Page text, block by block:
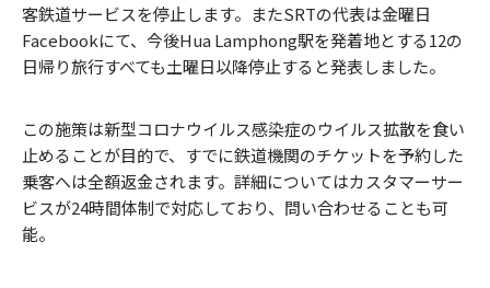
客鉄道サービスを停止します。またSRTの代表は金曜日
Facebookにて、今後Hua Lamphong駅を発着地とする12の
日帰り旅行すべても土曜日以降停止すると発表しました。
この施策は新型コロナウイルス感染症のウイルス拡散を食い
止めることが目的で、すでに鉄道機関のチケットを予約した
乗客へは全額返金されます。詳細についてはカスタマーサー
ビスが24時間体制で対応しており、問い合わせることも可
能。